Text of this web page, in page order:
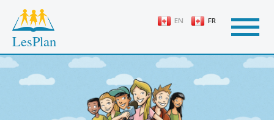
contenu
principal
LesPlan
EN FR